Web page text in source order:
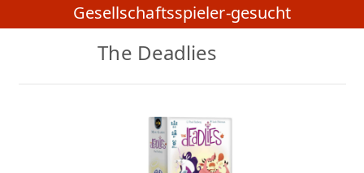
Gesellschaftsspieler-gesucht
The Deadlies